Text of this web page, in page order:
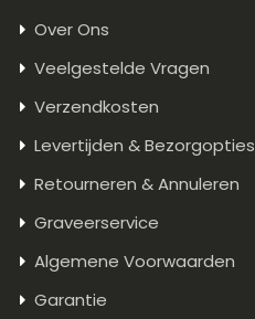
Over Ons
Veelgestelde Vragen
Verzendkosten
Levertijden & Bezorgopties
Retourneren & Annuleren
Graveerservice
Algemene Voorwaarden
Garantie